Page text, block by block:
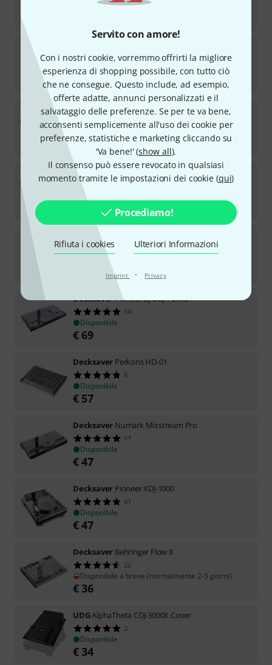
Servito con amore!
Con i nostri cookie, vorremmo offrirti la migliore
esperienza di shopping possibile, con tutto ciò
che ne consegue. Questo include, ad esempio,
offerte adatte, annunci personalizzati e il
salvataggio delle preferenze. Se per te va bene,
acconsenti semplicemente all'uso dei cookie per
preferenze, statistiche e marketing cliccando su
'Va bene!' (show all).
Il consenso può essere revocato in qualsiasi
momento tramite le impostazioni dei cookie (qui)
Procediamo!
Rifiuta i cookies Ulteriori Informazioni
Imprint · Privacy
Disponibile
8
Disponibile
€49
Decksaver Pioneer CDJ-2000NXS2
38
Disponibile
€49
Decksaver Pioneer DJM-900NXS2
31
Disponibile
Decksaver
Disponibile
DecksaverPioneer DJ DDJ-FLX10
14
Disponibile
€ 69
Decksaver Perkons HD-01
5
Disponibile
€ 57
Decksaver Numark Mixstream Pro
17
Disponibile
€47
Decksaver Pioneer XDJ-1000
41
Disponibile
€47
Decksaver Behringer Flow 8
22
Disponibile a breve (normalmente 2-5 giorni)
€ 36
UDGAlphaTheta CDJ-3000X Cover
2
Disponibile
€ 34